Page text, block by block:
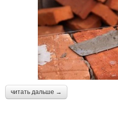
читать дальше →